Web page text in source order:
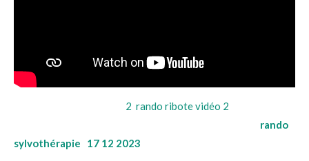
2 rando ribote vidéo 2
rando
sylvothérapie 17 12 2023